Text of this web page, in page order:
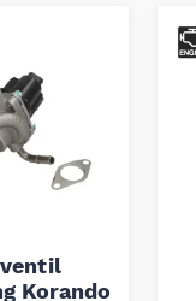
ventil
Korando